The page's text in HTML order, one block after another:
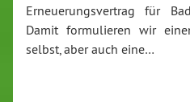
Erneuerungsvertrag für
Damit formulieren wir
selbst, aber auch eine…